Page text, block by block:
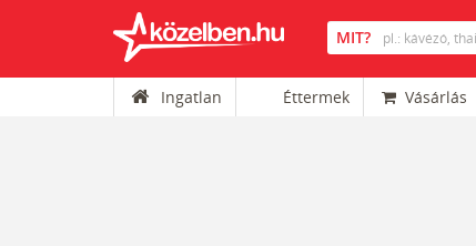
Ingatlan Éttermek Vásárlás